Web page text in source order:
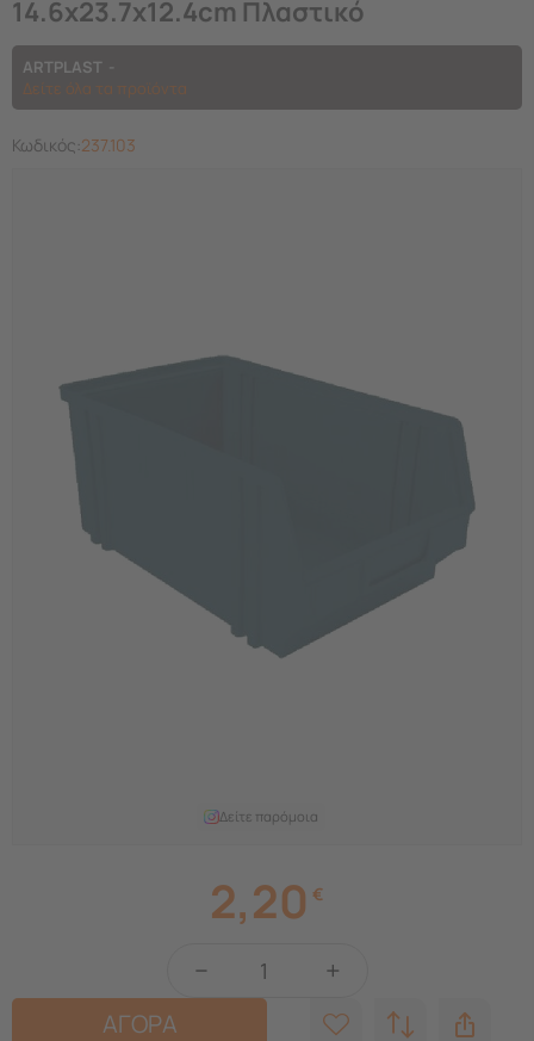
Δείτε παρόμοια
14.6x23.7x12.4cm Πλαστικό
ARTPLAST
Δείτε όλα τα προϊόντα
Κωδικός:237.103
2,20 €
+
−
ΑΓΟΡΑ